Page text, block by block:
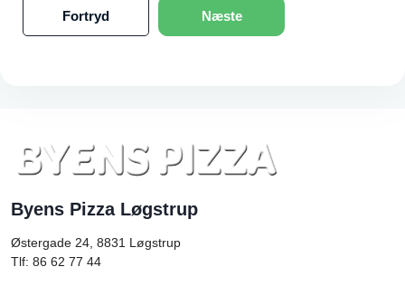
Fortryd Næste
Byens Pizza Løgstrup
Østergade 24, 8831 Løgstrup
Tlf: 86 62 77 44